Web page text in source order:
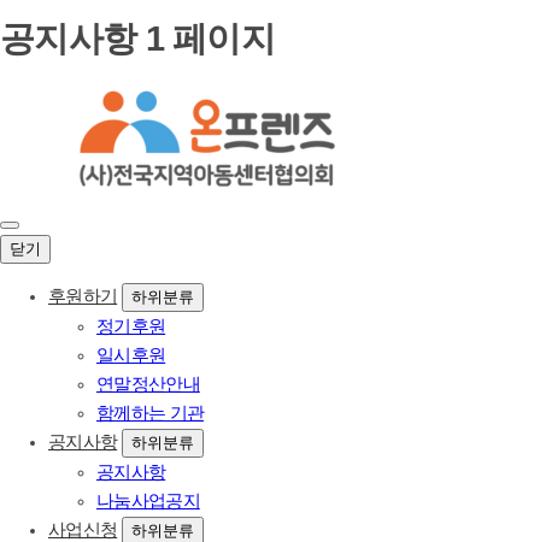
공지사항 1 페이지
닫기
후원하기 하위분류
정기후원
일시후원
연말정산안내
함께하는 기관
공지사항
하위분류
공지사항
나눔사업공지
사업신청
하위분류